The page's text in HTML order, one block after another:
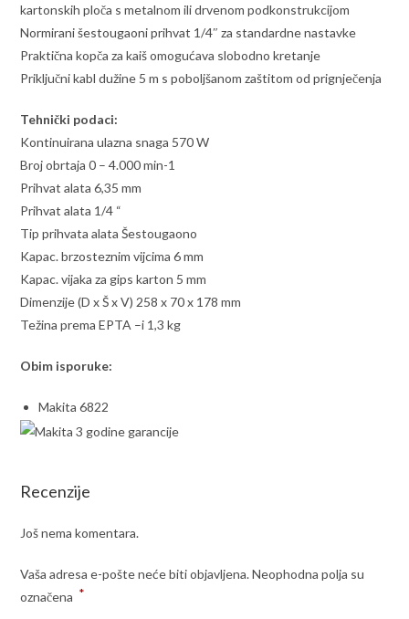
kartonskih ploča s metalnom ili drvenom podkonstrukcijom
Normirani šestougaoni prihvat 1/4″ za standardne nastavke
Praktična kopča za kaiš omogućava slobodno kretanje
Priključni kabl dužine 5 m s poboljšanom zaštitom od prignječenja
Tehnički podaci:
Kontinuirana ulazna snaga 570 W
Broj obrtaja 0 – 4.000 min-1
Prihvat alata 6,35 mm
Prihvat alata 1/4 “
Tip prihvata alata Šestougaono
Kapac. brzosteznim vijcima 6 mm
Kapac. vijaka za gips karton 5 mm
Dimenzije (D x Š x V) 258 x 70 x 178 mm
Težina prema EPTA –i 1,3 kg
Obim isporuke:
Makita 6822
Recenzije
Još nema komentara.
Vaša adresa e-pošte neće biti objavljena. Neophodna polja su
označena *